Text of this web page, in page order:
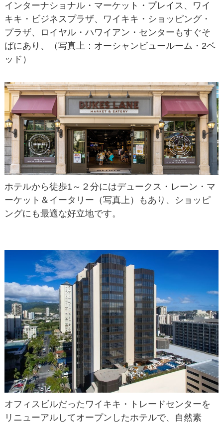
インターナショナル・マーケット・プレイス、ワイ
キキ・ビジネスプラザ、ワイキキ・ショッピング・
プラザ、ロイヤル・ハワイアン・センターもすぐそ
ばにあり、（写真上：オーシャンビュールーム・2ベ
ッド）
ホテルから徒歩1～２分にはデュークス・レーン・マ
ーケット＆イータリー（写真上）もあり、ショッピ
ングにも最適な好立地です。
オフィスビルだったワイキキ・トレードセンターを
リニューアルしてオープンしたホテルで、自然素